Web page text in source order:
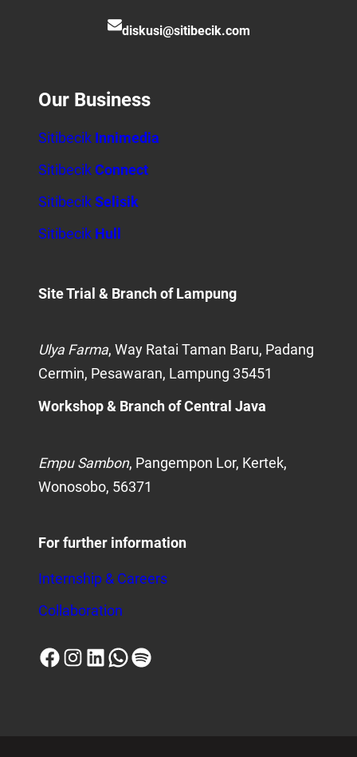
diskusi@sitibecik.com
Our Business
Sitibecik Innimedia
Sitibecik Connect
Sitibecik Selisik
Sitibecik Hull
Site Trial & Branch of Lampung
Ulya Farma, Way Ratai Taman Baru, Padang
Cermin, Pesawaran, Lampung 35451
Workshop & Branch of Central Java
Empu Sambon, Pangempon Lor, Kertek,
Wonosobo, 56371
For further information
Internship & Careers
Collaboration
Facebook Instagram LinkedIn WhatsApp Spotify